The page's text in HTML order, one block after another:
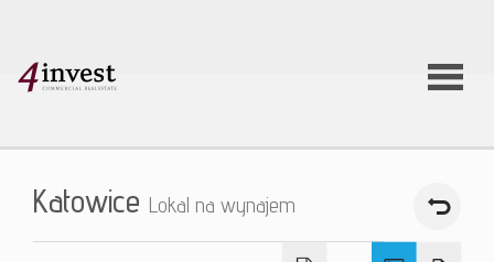
O firmie
Katowice Lokal na wynajem